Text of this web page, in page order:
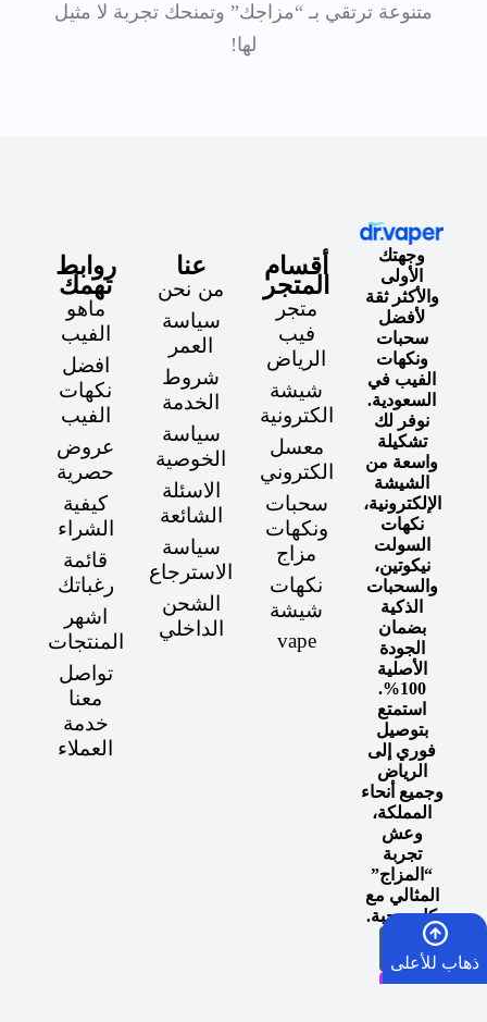
متنوعة ترتقي بـ “مزاجك” وتمنحك تجربة لا مثيل
لها!
وجهتك
الأولى
والأكثر ثقة
لأفضل
سحبات
ونكهات
الفيب في
السعودية.
نوفر لك
تشكيلة
واسعة من
الشيشة
الإلكترونية،
نكهات
السولت
نيكوتين،
والسحبات
الذكية
بضمان
الجودة
الأصلية
100%.
استمتع
بتوصيل
فوري إلى
الرياض
وجميع أنحاء
المملكة،
وعش
تجربة
“المزاج”
المثالي مع
كل سحبة.
أقسام
المتجر
متجر
فيب
الرياض
شيشة
الكترونية
معسل
الكتروني
سحبات
ونكهات
مزاج
نكهات
شيشة
vape
عنا
من نحن
سياسة
العمر
شروط
الخدمة
سياسة
الخوصية
الاسئلة
الشائعة
سياسة
الاسترجاع
الشحن
الداخلي
روابط
تهمك
ماهو
الفيب
افضل
نكهات
الفيب
عروض
حصرية
كيفية
الشراء
قائمة
رغباتك
اشهر
المنتجات
تواصل
معنا
خدمة
العملاء
ذهاب للأعلى